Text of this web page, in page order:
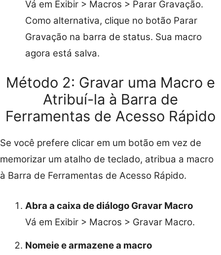
Vá em Exibir > Macros > Parar Gravação.
Como alternativa, clique no botão Parar
Gravação na barra de status. Sua macro
agora está salva.
Método 2: Gravar uma Macro e
Atribuí-la à Barra de
Ferramentas de Acesso Rápido
Se você prefere clicar em um botão em vez de
memorizar um atalho de teclado, atribua a macro
à Barra de Ferramentas de Acesso Rápido.
Abra a caixa de diálogo Gravar Macro
Vá em Exibir > Macros > Gravar Macro.
Nomeie e armazene a macro